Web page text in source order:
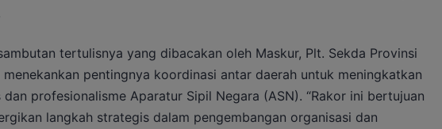
tertulisnya yang dibacakan oleh Maskur, Plt. Sekda Provinsi
menekankan pentingnya koordinasi antar daerah untuk meningkatkan
dan profesionalisme Aparatur Sipil Negara (ASN). “Rakor ini bertujuan
langkah strategis dalam pengembangan organisasi dan